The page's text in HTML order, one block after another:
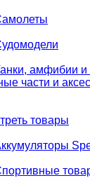
амфибии и
части и
товары